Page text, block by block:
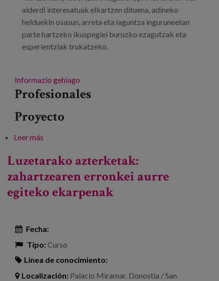
alderdi interesatuak elkartzen dituena, adineko
helduekin osasun, arreta eta laguntza inguruneetan
parte hartzeko ikuspegiei buruzko ezagutzak eta
esperientziak trukatzeko.
Informazio gehiago
Profesionales
Proyecto
Leer más
Luzetarako azterketak:
zahartzearen erronkei aurre
egiteko ekarpenak
Fecha:
Tipo:Curso
Línea de conocimiento:
Localización: Palacio Miramar. Donostia / San